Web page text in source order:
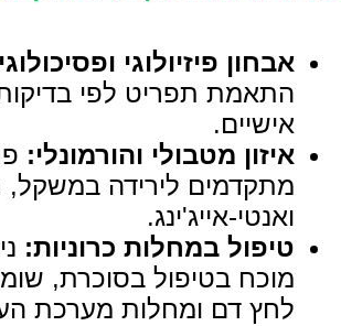
אבחון פיזיולוגי
התאמת תפריט לפי
אישיים.
איזון מטבולי והורמונלי:
מתקדמים לירידה במשקל,
ואנטי-אייג'ינג.
טיפול במחלות כרוניות:
מוכח בטיפול בסוכרת,
לחץ דם ומחלות מערכת